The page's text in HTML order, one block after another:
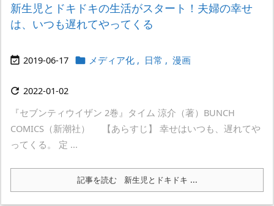
新生児とドキドキの生活がスタート！夫婦の幸せ
は、いつも遅れてやってくる
 2019-06-17  メディア化 , 日常 , 漫画
 2022-01-02
『セブンティウイザン 2巻』タイム 涼介（著）BUNCH
COMICS（新潮社） 【あらすじ】 幸せはいつも、遅れてや
ってくる。 定 ...
記事を読む 新生児とドキドキ ...